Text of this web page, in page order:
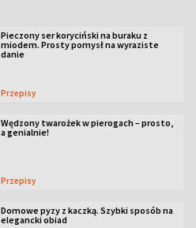
Pieczony ser koryciński na buraku z
miodem. Prosty pomysł na wyraziste
danie
Przepisy
Wędzony twarożek w pierogach – prosto,
a genialnie!
Przepisy
Domowe pyzy z kaczką. Szybki sposób na
elegancki obiad